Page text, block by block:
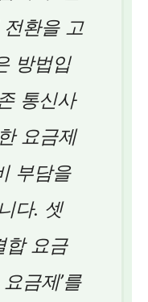
전환을 고
방법입
통신사
요금제
부담을
다. 셋
합 요금
금제’를